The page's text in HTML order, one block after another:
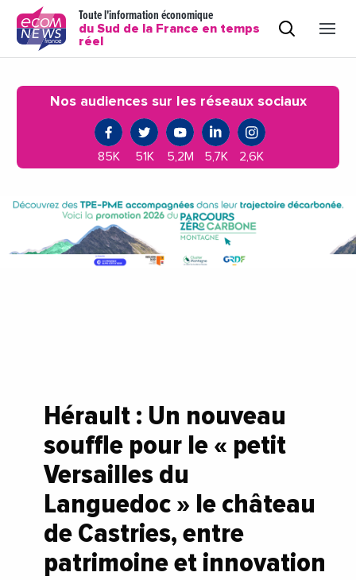
Toute l'information économique
du Sud de la France en temps
réel
Nos audiences sur les réseaux sociaux
85K 51K 5,2M 5,7K 2,6K
Hérault : Un nouveau
souffle pour le « petit
Versailles du
Languedoc » le château
de Castries, entre
patrimoine et innovation